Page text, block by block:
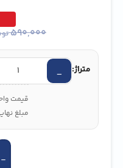
590,000
متراژ: −
قیمت
مبلغ
-